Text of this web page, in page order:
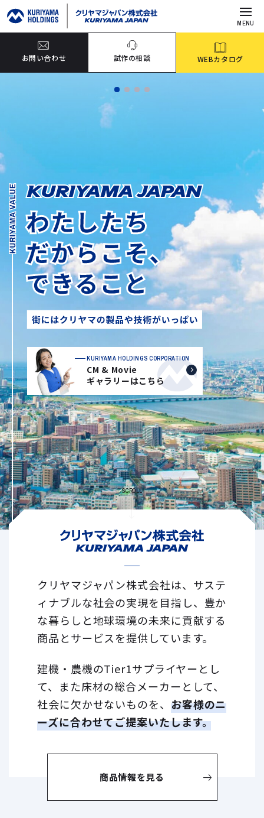
MENU
お問い合わせ 試作の相談 WEBカタログ
KURIYAMA HOLDINGS CORPORATION
CM & Movie
ギャラリーはこちら
J:COMアリーナ下関 撮影者：建築写
SCROLL
クリヤマジャパン株式会社は、サステ
ィナブルな社会の実現を目指し、 豊か
な暮らしと地球環境の未来に貢献する
商品とサービスを提供しています。
建機・農機のTier1サプライヤーとし
て、また床材の総合メーカーとして、
社会に欠かせないものを、 お客様のニ
ーズに合わせてご提案いたします。
商品情報を見る